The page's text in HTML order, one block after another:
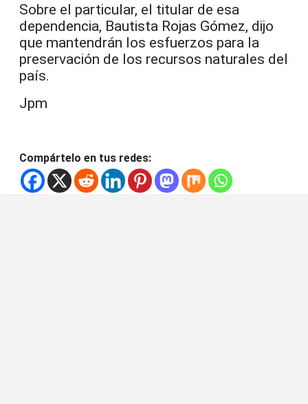
Sobre el particular, el titular de esa
dependencia, Bautista Rojas Gómez, dijo
que mantendrán los esfuerzos para la
preservación de los recursos naturales del
país.
Jpm
Compártelo en tus redes: